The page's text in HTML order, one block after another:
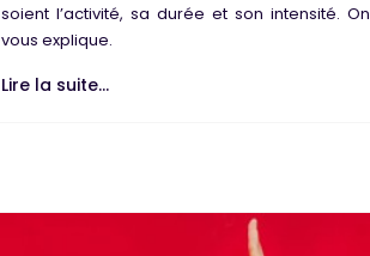
soient l’activité, sa durée et son intensité. On
vous explique.
Lire la suite...